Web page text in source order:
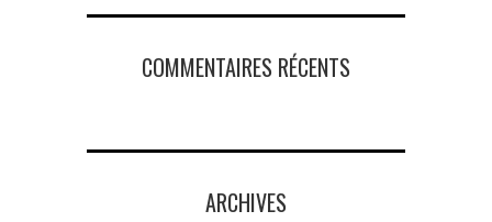
COMMENTAIRES RÉCENTS
ARCHIVES